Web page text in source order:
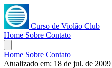
Curso de Violão Club
Home Sobre Contato
Home Sobre Contato
Atualizado em: 18 de jul. de 2009